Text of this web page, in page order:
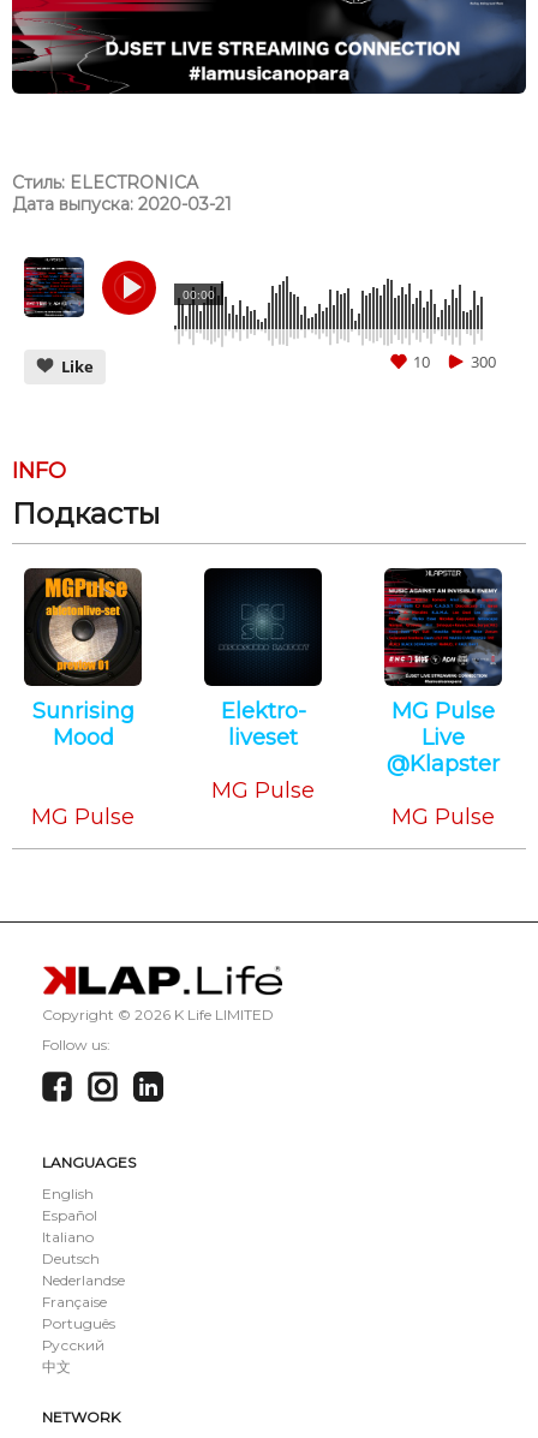
Стиль: ELECTRONICA
Дата выпуска: 2020-03-21
00:00
Like 300
10
INFO
Подкасты
Sunrising
Mood
MG Pulse
Elektro-
liveset
MG Pulse
MG Pulse
Live
@Klapster
MG Pulse
Copyright © 2026 K Life LIMITED
Follow us:
LANGUAGES
English
Español
Italiano
Deutsch
Nederlandse
Française
Português
Русский
中文
NETWORK